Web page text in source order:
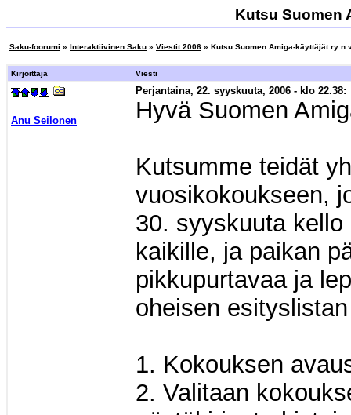
Kutsu Suomen
Saku-foorumi » Interaktiivinen Saku » Viestit 2006 » Kutsu Suomen Amiga-käyttäjät ry:n
Kirjoittaja Viesti
Anu Seilonen
Perjantaina, 22. syyskuuta, 2006 - klo 22.38:
Hyvä Suomen
Kutsumme teidät
vuosikokoukseen,
30. syyskuuta
kaikille, ja paikan
pikkupurtavaa ja
oheisen
1. Kokouksen
2. Valitaan